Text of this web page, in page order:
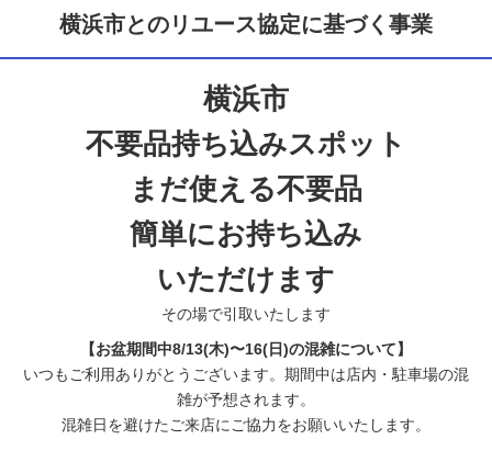
横浜市とのリユース協定に基づく事業
横浜市
不要品持ち込みスポット
まだ使える不要品
簡単にお持ち込み
いただけます
その場で引取いたします
【お盆期間中8/13(木)〜16(日)の混雑について】
いつもご利用ありがとうございます。期間中は店内・駐車場の混
雑が予想されます。
混雑日を避けたご来店にご協力をお願いいたします。